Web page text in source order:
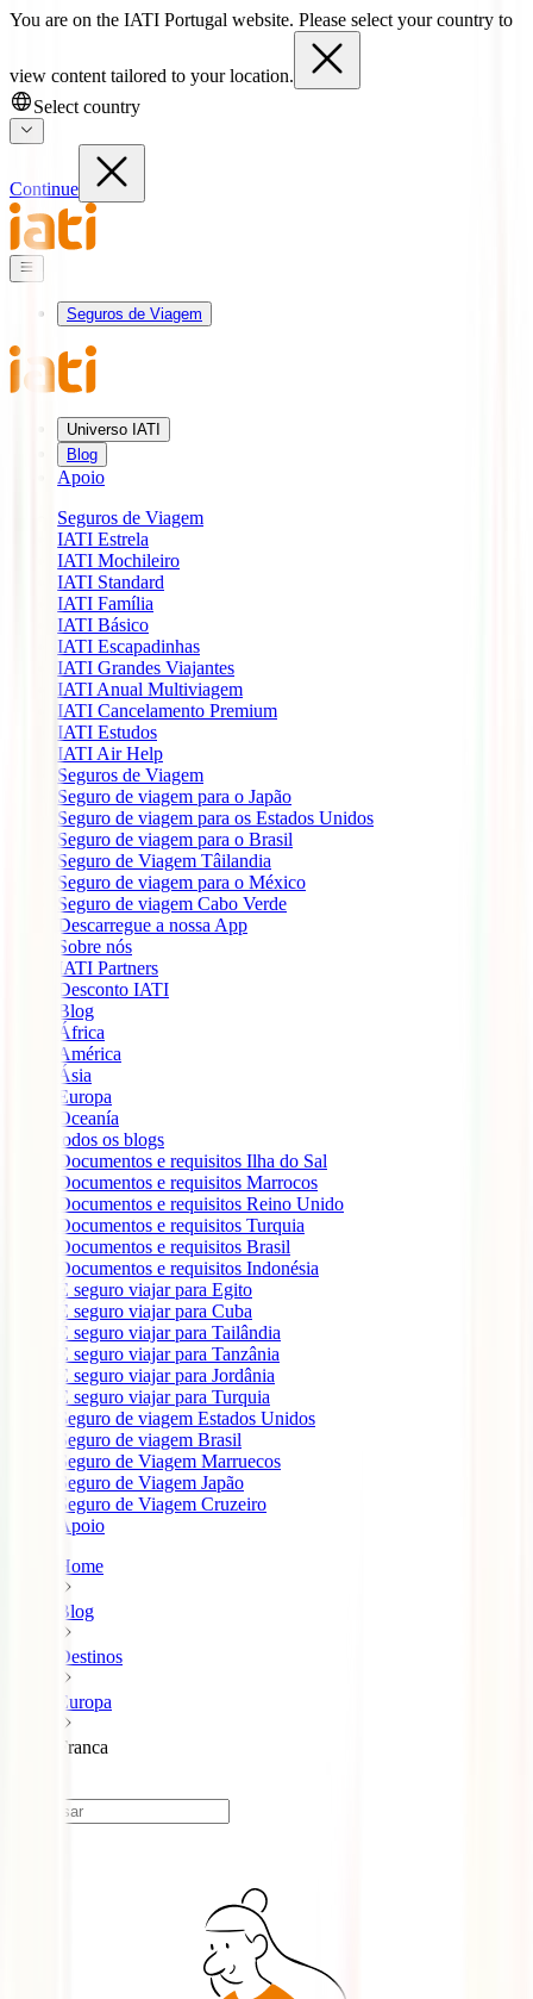
You are on the IATI Portugal website. Please select your country to
view content tailored to your location.
Select country
Continue
Seguros de Viagem
Universo IATI
Blog
Apoio
Seguros de Viagem
IATI Estrela
IATI Mochileiro
IATI Standard
IATI Família
IATI Básico
IATI Escapadinhas
IATI Grandes Viajantes
IATI Anual Multiviagem
IATI Cancelamento Premium
IATI Estudos
IATI Air Help
Seguros de Viagem
Seguro de viagem para o Japão
Seguro de viagem para os Estados Unidos
Seguro de viagem para o Brasil
Seguro de Viagem Tâilandia
Seguro de viagem para o México
Seguro de viagem Cabo Verde
Descarregue a nossa App
Sobre nós
IATI Partners
Desconto IATI
Blog
África
América
Ásia
Europa
Oceanía
todos os blogs
Documentos e requisitos Ilha do Sal
Documentos e requisitos Marrocos
Documentos e requisitos Reino Unido
Documentos e requisitos Turquia
Documentos e requisitos Brasil
Documentos e requisitos Indonésia
É seguro viajar para Egito
É seguro viajar para Cuba
É seguro viajar para Tailândia
É seguro viajar para Tanzânia
É seguro viajar para Jordânia
É seguro viajar para Turquia
Seguro de viagem Estados Unidos
Seguro de viagem Brasil
Seguro de Viagem Marruecos
Seguro de Viagem Japão
Seguro de Viagem Cruzeiro
Apoio
Home
Blog
Destinos
Europa
Franca